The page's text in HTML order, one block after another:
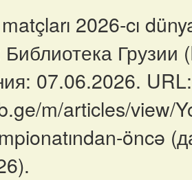
2026-cı
Грузии
07.06.2026. URL:
m/articles/view/
öncə